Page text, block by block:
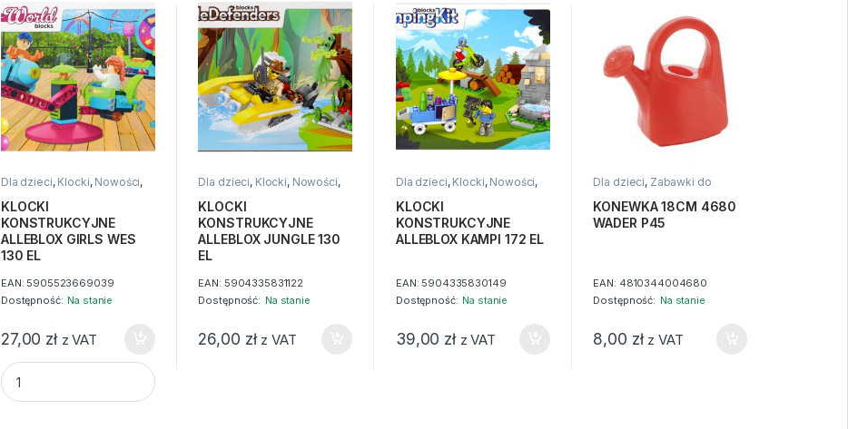
Dla dzieci, Klocki, Nowości,
KLOCKI
KONSTRUKCYJNE
ALLEBLOX GIRLS WES
130 EL
EAN: 5905523669039
Dostępność: Na stanie
27,00 zł z VAT
KLOCKI KONSTRUKCYJNE ALLEBLOX GIRLS WES 130 EL quantity
Dla dzieci, Klocki, Nowości,
KLOCKI
KONSTRUKCYJNE
ALLEBLOX JUNGLE 130
EL
EAN: 5904335831122
Dostępność: Na stanie
26,00 zł z VAT
Dla dzieci, Klocki, Nowości,
KLOCKI
KONSTRUKCYJNE
ALLEBLOX KAMPI 172 EL
EAN: 5904335830149
Dostępność: Na stanie
39,00 zł z VAT
Dla dzieci, Zabawki do
KONEWKA 18CM 4680
WADER P45
EAN: 4810344004680
Dostępność: Na stanie
8,00 zł z VAT